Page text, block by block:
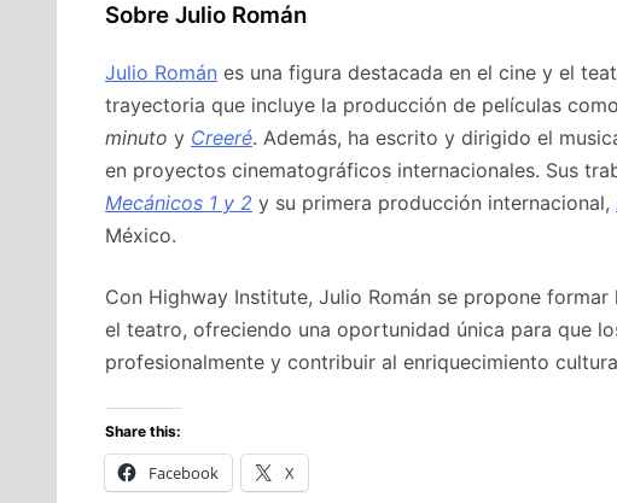
Sobre Julio Román
Julio Román es una figura destacada en el cine y el
trayectoria que incluye la producción de películas como
minuto y Creeré. Además, ha escrito y dirigido el
en proyectos cinematográficos internacionales. Sus
Mecánicos 1 y 2 y su primera producción internacional,
México.
Con Highway Institute, Julio Román se propone
el teatro, ofreciendo una oportunidad única para que
profesionalmente y contribuir al enriquecimiento
Share this:
Facebook X